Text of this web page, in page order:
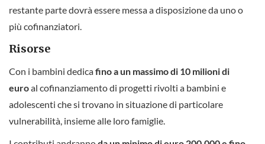
restante parte dovrà essere messa a disposizione da uno o
più cofinanziatori.
Risorse
Con i bambini dedicafino a un massimo di 10 milioni di
euroal cofinanziamento di progetti rivolti a bambini e
adolescenti che si trovano in situazione di particolare
vulnerabilità, insieme alle loro famiglie.